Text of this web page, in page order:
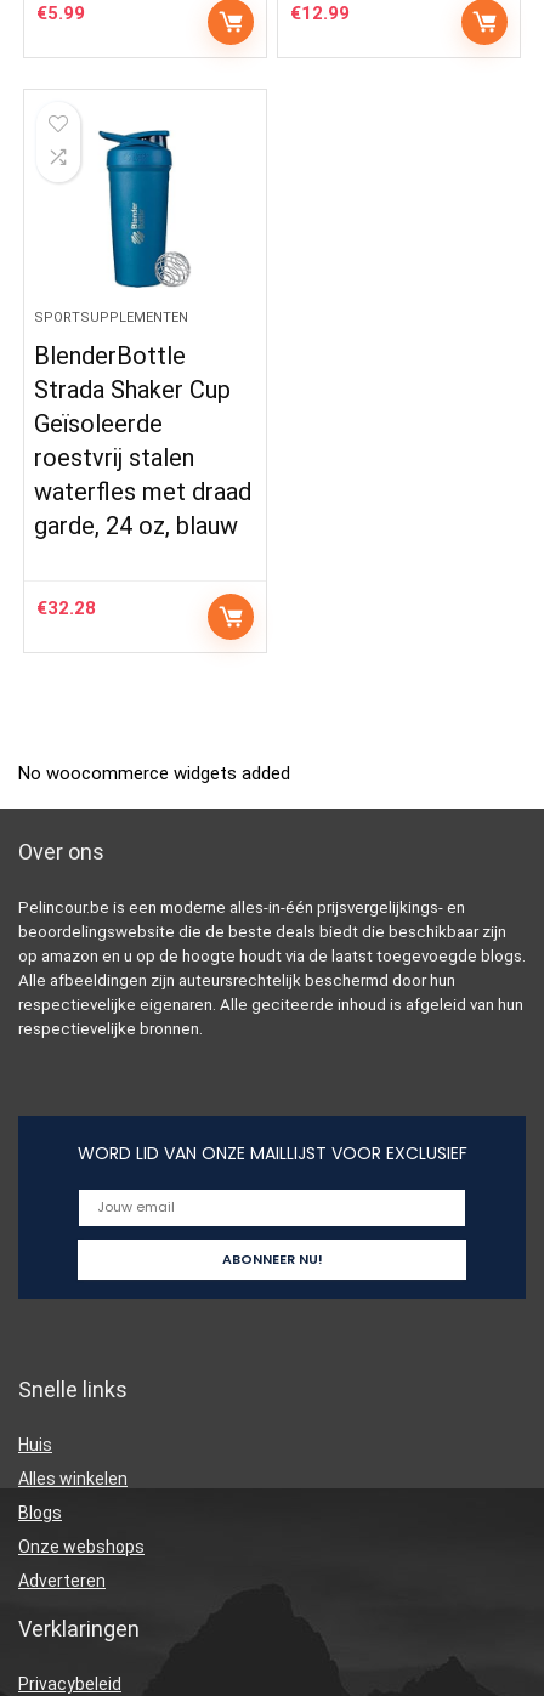
€5.99 €12.99
SPORTSUPPLEMENTEN
BlenderBottle
Strada Shaker Cup
Geïsoleerde
roestvrij stalen
waterfles met draad
garde, 24 oz, blauw
€32.28
No woocommerce widgets added
Over ons
Pelincour.be is een moderne alles-in-één prijsvergelijkings- en
beoordelingswebsite die de beste deals biedt die beschikbaar zijn
op amazon en u op de hoogte houdt via de laatst toegevoegde blogs.
Alle afbeeldingen zijn auteursrechtelijk beschermd door hun
respectievelijke eigenaren. Alle geciteerde inhoud is afgeleid van hun
respectievelijke bronnen.
WORD LID VAN ONZE MAILLIJST VOOR EXCLUSIEF
Snelle links
Huis
Alles winkelen
Blogs
Onze webshops
Adverteren
Verklaringen
Privacybeleid